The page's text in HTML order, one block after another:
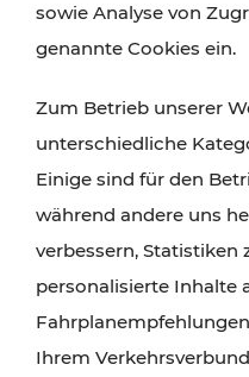
Alle wichtigen
finden Sie hier im
sowie Analyse von
genannte Cookies ein.
Zum Betrieb unserer
unterschiedliche
Einige sind für den
während andere uns
verbessern, Statistiken
personalisierte Inhalte
Ihrem